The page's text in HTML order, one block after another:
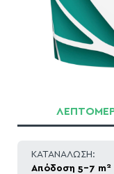
ΚΑΤΑΝΑΛΩΣΗ:
Απόδοση 5-7 m 2